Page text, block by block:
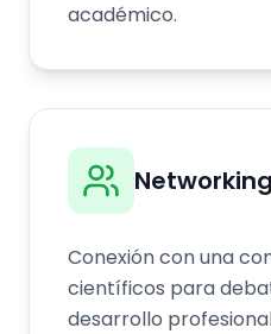
académico.
Networking
Conexión con una
científicos para
desarrollo